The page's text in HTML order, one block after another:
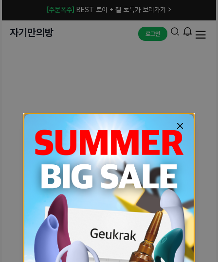
[주문폭주] BEST 토이 + 젤 초특가 보러가기 >
자기만의방 로그인
예상치 못한 에러입니다.